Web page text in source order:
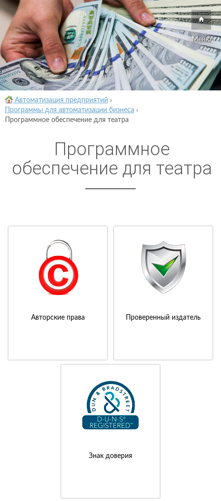
Меню
Автоматизация предприятий ›
Программы для автоматизации бизнеса ›
Программное обеспечение для театра
Программное
обеспечение для театра
Авторские права Проверенный издатель
Знак доверия